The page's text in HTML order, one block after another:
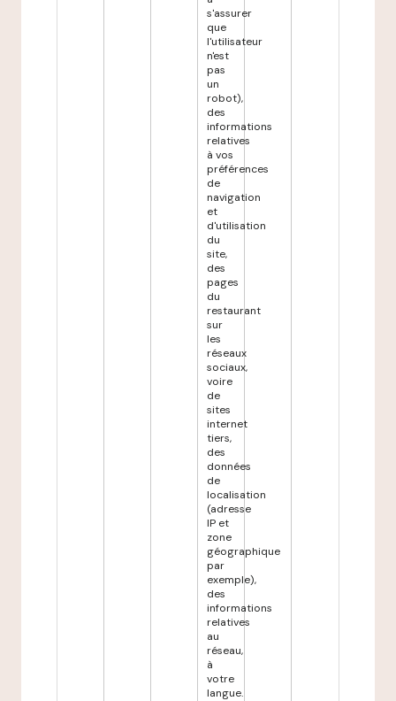
s'assurer
que
l'utilisateur
n'est
pas
un
robot),
des
informations
relatives
à vos
préférences
de
navigation
et
d'utilisation
du
site,
des
pages
du
restaurant
sur
les
réseaux
sociaux,
voire
de
sites
internet
tiers,
des
données
de
localisation
(adresse
IP et
zone
géographique
par
exemple),
des
informations
relatives
au
réseau,
à
votre
langue.